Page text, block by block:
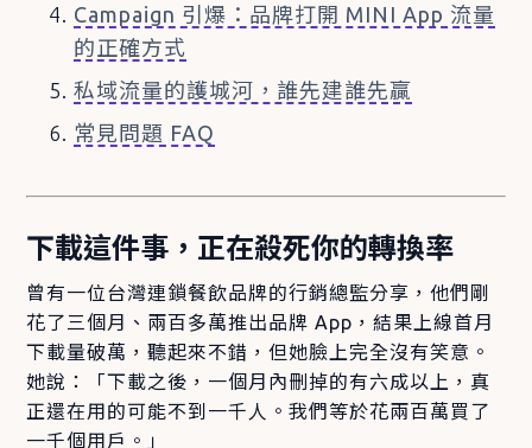
Campaign 引爆：品牌打開 MINI App 流量
的正確方式
私域流量的護城河，誰先建誰先贏
常見問題 FAQ
下載這件事，正在殺死你的轉換率
曾有一位台灣連鎖餐飲品牌的行銷總監分享，他們剛
花了三個月、兩百多萬推出品牌 App，結果上線首月
下載量破萬，聽起來不錯，但她臉上完全沒有笑意。
她說：「下載之後，一個月內刪掉的有六成以上，真
正還在用的可能不到一千人。我們等於花兩百萬買了
一千個用戶。」